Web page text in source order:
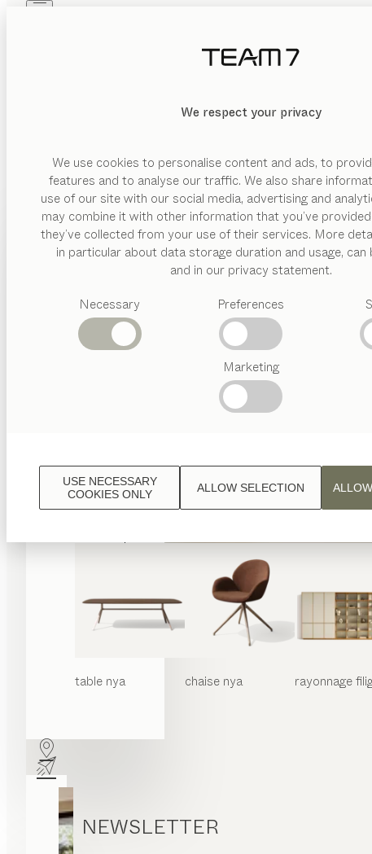
We respect your privacy
We use cookies to personalise content and ads, to
features and to analyse our traffic. We also share
use of our site with our social media, advertising and
may combine it with other information that you’ve
they’ve collected from your use of their services. More
in particular about data storage duration and usage, can
and in our privacy statement.
Necessary
Preferences
Marketing
USE NECESSARY
COOKIES ONLY
ALLOW SELECTION
Tables
Cuisines
Rayonnages
Lits
de
luxe
TEAM
7
table nya chaise nya rayonnage
NEWSLETTER
PRODUITS
QUI SOMMES-NOUS
REVENDEUR